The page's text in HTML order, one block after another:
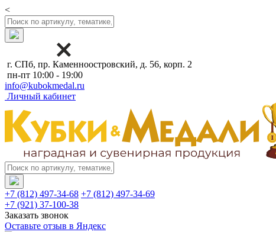
<
г. СПб, пр. Каменноостровский, д. 56, корп. 2
пн-пт 10:00 - 19:00
info@kubokmedal.ru
Личный кабинет
+7 (812) 497-34-68 +7 (812) 497-34-69
+7 (921) 37-100-38
Заказать звонок
Оставьте отзыв в Яндекс